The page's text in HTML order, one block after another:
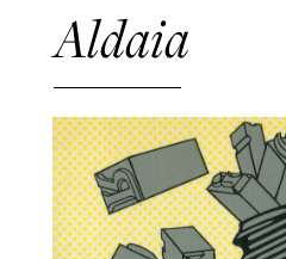
Aldaia